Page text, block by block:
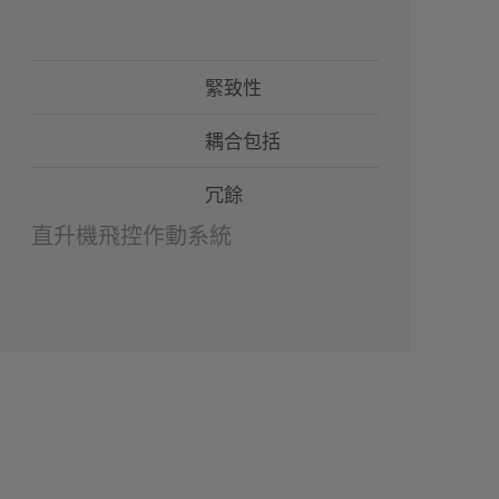
緊致性
耦合包括
冗餘
直升機飛控作動系統